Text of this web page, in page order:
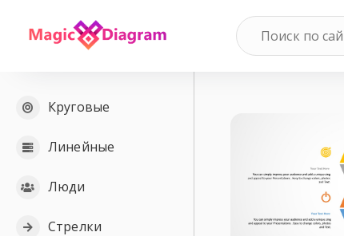
Круговые
Линейные
Люди
Стрелки